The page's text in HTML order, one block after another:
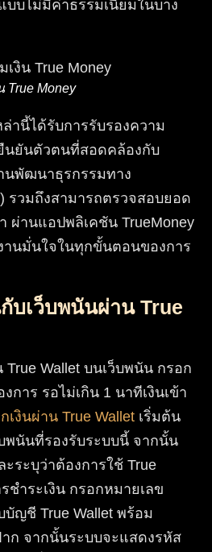
บไม่มีค่าธรรมเนียมในบาง
True Money
ล่านี้ได้รับการรับรองความ
นยันตัวตนที่สอดคล้องกับ
นพัฒนาธุรกรรมทาง
รวมถึงสามารถตรวจสอบยอด
ผ่านแอปพลิเคชัน TrueMoney
านมั่นใจในทุกขั้นตอนของการ
บเว็บพนันผ่าน True
True Wallet บนเว็บพนัน กรอก
การ รอไม่เกิน 1 นาทีเงินเข้า
เงินผ่าน True Wallet เริ่มต้น
พนันที่รองรับระบบนี้ จากนั้น
ะระบุว่าต้องการใช้ True
ชำระเงิน กรอกหมายเลข
ญชี True Wallet พร้อม
ก จากนั้นระบบจะแสดงรหัส